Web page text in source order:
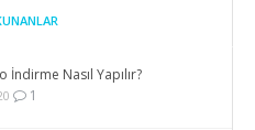
İndirme Nasıl Yapılır?
1